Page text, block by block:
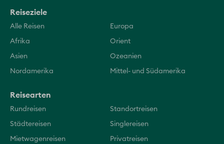
Reiseziele
Alle Reisen Europa
Afrika Orient
Asien Ozeanien
Nordamerika Mittel- und Südamerika
Reisearten
Rundreisen Standortreisen
Städtereisen Singlereisen
Mietwagenreisen Privatreisen